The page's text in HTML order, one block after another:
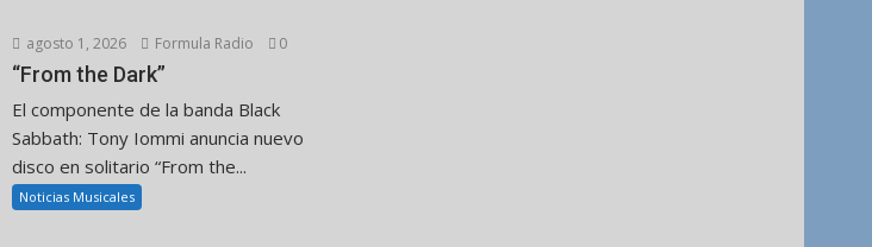
agosto 1, 2026 Formula Radio 0
“From the Dark”
El componente de la banda Black
Sabbath: Tony Iommi anuncia nuevo
disco en solitario “From the...
Noticias Musicales